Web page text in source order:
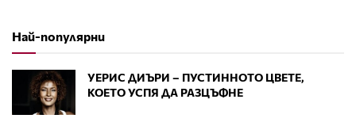
Най-популярни
УЕРИС ДИЪРИ – ПУСТИННОТО ЦВЕТЕ,
КОЕТО УСПЯ ДА РАЗЦЪФНЕ